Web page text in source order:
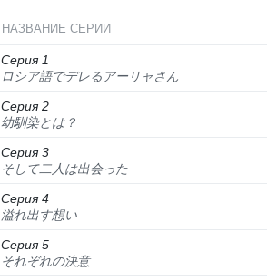
НАЗВАНИЕ СЕРИИ
Серия 1
ロシア語でデレるアーリャさん
Серия 2
幼馴染とは？
Серия 3
そして二人は出会った
Серия 4
溢れ出す想い
Серия 5
それぞれの決意